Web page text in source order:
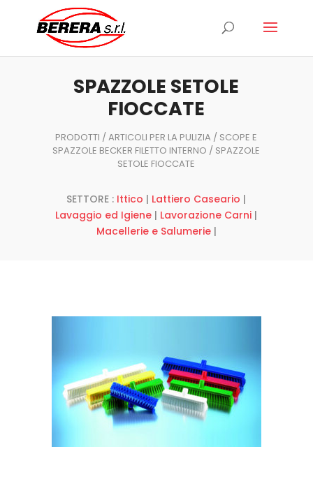
prodotti
SPAZZOLE SETOLE
FIOCCATE
PRODOTTI /ARTICOLI PER LA PULIZIA / SCOPE E
SPAZZOLE BECKER FILETTO INTERNO / SPAZZOLE
SETOLE FIOCCATE
SETTORE : Ittico | Lattiero Caseario |
Lavaggio ed Igiene | Lavorazione Carni |
Macellerie e Salumerie|